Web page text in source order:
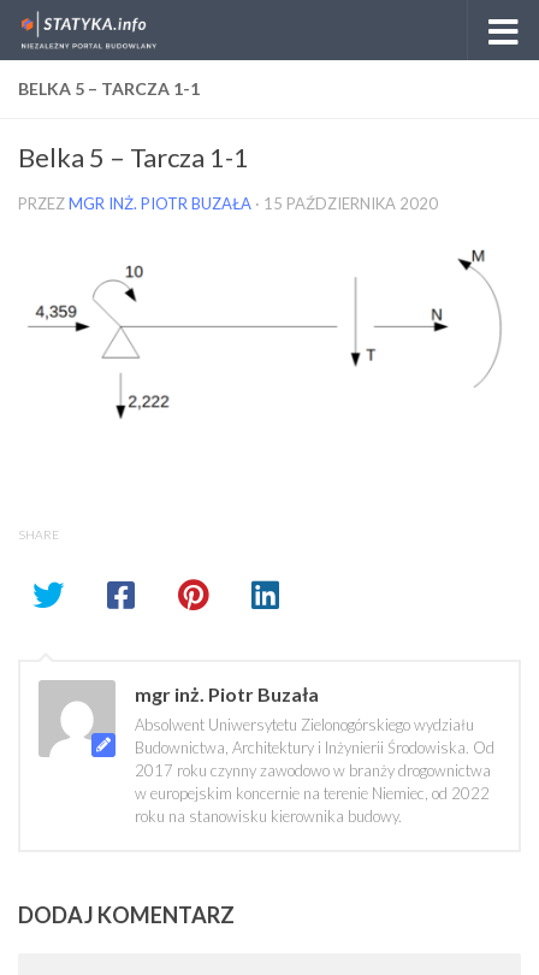
Skip to content
BELKA 5 – TARCZA 1-1
Belka 5 – Tarcza 1-1
PRZEZMGR INŻ. PIOTR BUZAŁA · 15 PAŹDZIERNIKA 2020
SHARE
mgr inż. Piotr Buzała
Absolwent Uniwersytetu Zielonogórskiego wydziału
Budownictwa, Architektury i Inżynierii Środowiska. Od
2017 roku czynny zawodowo w branży drogownictwa
w europejskim koncernie na terenie Niemiec, od 2022
roku na stanowisku kierownika budowy.
DODAJ KOMENTARZ